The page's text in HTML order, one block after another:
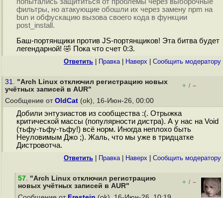
попытались защититься от проблемы через выборочные
фильтры, но атакующие обошли их через замену npm на
bun и обфускацию вызова своего кода в функции
post_install.
Баш-портянщики против JS-портянщиков! Эта битва будет
легендарной! 🤣 Пока что счет 0:3.
Ответить Правка| Наверх Cообщить модератору
31. "Arch Linux отключил регистрацию новых
учётных записей в AUR"
+ / –
Сообщение от OldCat (ok), 16-Июн-26, 00:00
Добили энтузиастов из сообщества :(. Отрыжка
критической массы (популярности дистра). А у нас на Void
(тьфу-тьфу-тьфу!) всё норм. Иногда неплохо быть
Неуловимым Джо ;). Жаль, что мы уже в тридцатке
Дистровотча.
Ответить Правка| Наверх Cообщить модератору
57. "Arch Linux отключил регистрацию
новых учётных записей в AUR"
+ / –